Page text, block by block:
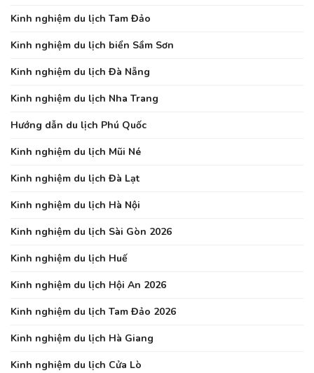
Kinh nghiệm du lịch Tam Đảo
Kinh nghiệm du lịch biển Sầm Sơn
Kinh nghiệm du lịch Đà Nẵng
Kinh nghiệm du lịch Nha Trang
Hướng dẫn du lịch Phú Quốc
Kinh nghiệm du lịch Mũi Né
Kinh nghiệm du lịch Đà Lạt
Kinh nghiệm du lịch Hà Nội
Kinh nghiệm du lịch Sài Gòn 2026
Kinh nghiệm du lịch Huế
Kinh nghiệm du lịch Hội An 2026
Kinh nghiệm du lịch Tam Đảo 2026
Kinh nghiệm du lịch Hà Giang
Kinh nghiệm du lịch Cửa Lò